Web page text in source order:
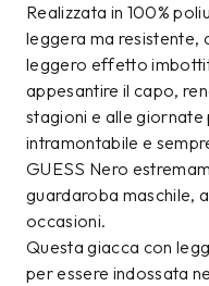
Realizzata in 100%
leggera ma resistente,
leggero effetto
appesantire il capo,
stagioni e alle giornate
intramontabile e
GUESS Nero
guardaroba maschile,
occasioni.
Questa giacca con
per essere indossata